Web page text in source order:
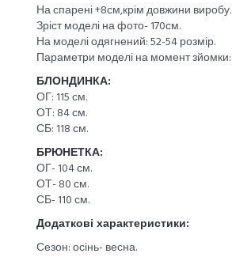
На спарені +8см,крім довжини виробу.
Зріст моделі на фото- 170см.
На моделі одягнений: 52-54 розмір.
Параметри моделі на момент зйомки:
БЛОНДИНКА:
ОГ: 115 см.
ОТ: 84 см.
СБ: 118 см.
БРЮНЕТКА:
ОГ- 104 см.
ОТ- 80 см.
СБ- 110 см.
Додаткові характеристики:
Сезон: осінь- весна.